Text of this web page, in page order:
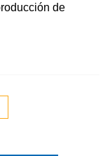
de